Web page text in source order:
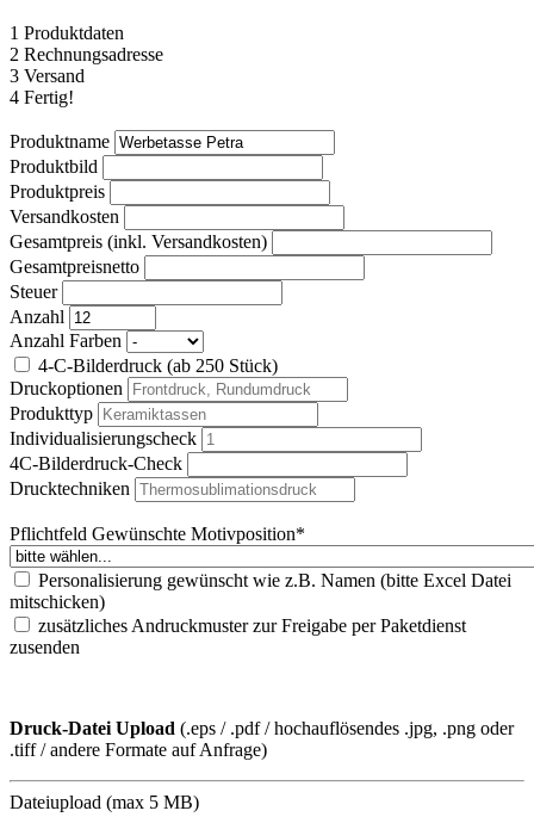
1 Produktdaten
2 Rechnungsadresse
3 Versand
4 Fertig!
Produktname
Produktbild
Produktpreis
Versandkosten
Gesamtpreis (inkl. Versandkosten)
Gesamtpreisnetto
Steuer
Anzahl
Anzahl Farben
4-C-Bilderdruck (ab 250 Stück)
Druckoptionen
Produkttyp
Individualisierungscheck
4C-Bilderdruck-Check
Drucktechniken
Pflichtfeld Gewünschte Motivposition*
Personalisierung gewünscht wie z.B. Namen (bitte Excel Datei
mitschicken)
zusätzliches Andruckmuster zur Freigabe per Paketdienst
zusenden
Druck-Datei Upload (.eps / .pdf / hochauflösendes .jpg, .png oder
.tiff / andere Formate auf Anfrage)
Dateiupload (max 5 MB)